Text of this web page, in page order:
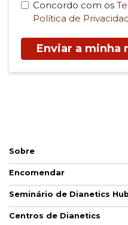
Concordo com os
Política de
Enviar a minha
Sobre
Encomendar
Seminário de Dianetics
Centros de Dianetics